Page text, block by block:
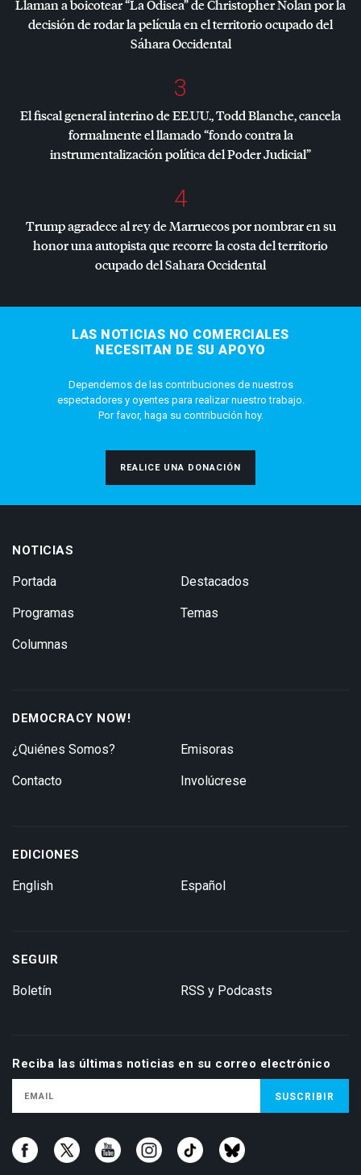
Llaman a boicotear “La Odisea” de Christopher Nolan por la
decisión de rodar la película en el territorio ocupado del
Sáhara Occidental
3
El fiscal general interino de EE.UU., Todd Blanche, cancela
formalmente el llamado “fondo contra la
instrumentalización política del Poder Judicial”
4
Trump agradece al rey de Marruecos por nombrar en su
honor una autopista que recorre la costa del territorio
ocupado del Sahara Occidental
LAS NOTICIAS NO COMERCIALES
NECESITAN DE SU APOYO
Dependemos de las contribuciones de nuestros
espectadores y oyentes para realizar nuestro trabajo.
Por favor, haga su contribución hoy.
REALICE UNA DONACIÓN
NOTICIAS
Portada
Programas
Columnas
Destacados
Temas
DEMOCRACY NOW!
¿Quiénes Somos?
Contacto
Emisoras
Involúcrese
EDICIONES
English Español
SEGUIR
Boletín RSS y Podcasts
Reciba las últimas noticias en su correo electrónico